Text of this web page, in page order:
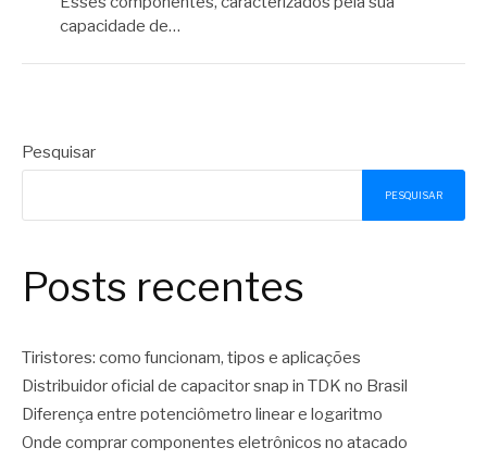
capacidade de…
Pesquisar
PESQUISAR
Posts recentes
Tiristores: como funcionam, tipos e aplicações
Distribuidor oficial de capacitor snap in TDK no Brasil
Diferença entre potenciômetro linear e logaritmo
Onde comprar componentes eletrônicos no atacado